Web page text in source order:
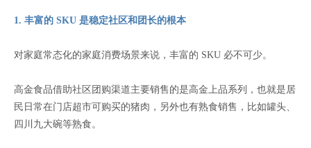
1. 丰富的 SKU 是稳定社区和团长的根本
对家庭常态化的家庭消费场景来说，丰富的 SKU 必不可少。
高金食品借助社区团购渠道主要销售的是高金上品系列，也就是居
民日常在门店超市可购买的猪肉，另外也有熟食销售，比如罐头、
四川九大碗等熟食。